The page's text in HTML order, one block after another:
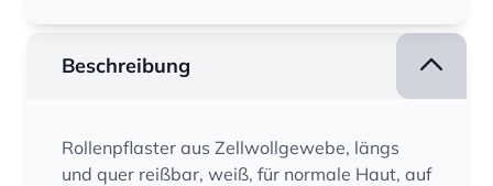
Beschreibung
Rollenpflaster aus Zellwollgewebe, längs
und quer reißbar, weiß, für normale Haut, auf